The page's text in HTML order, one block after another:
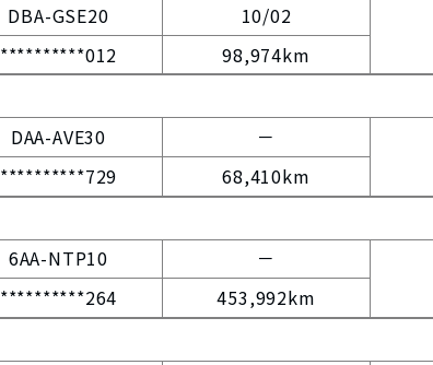
DBA-GSE20
**********012
10/02
98,974km
DAA-AVE30
**********729
－
68,410km
6AA-NTP10
**********264
－
453,992km